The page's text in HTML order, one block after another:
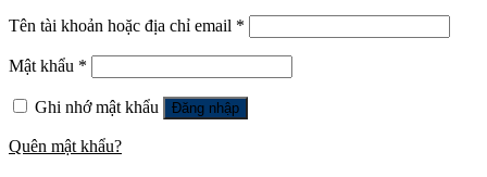
Tên tài khoản hoặc địa chỉ email *
Mật khẩu *
Ghi nhớ mật khẩu Đăng nhập
Quên mật khẩu?